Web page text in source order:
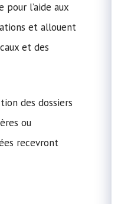
pour l’aide aux
et allouent
et des
des dossiers
ou
recevront